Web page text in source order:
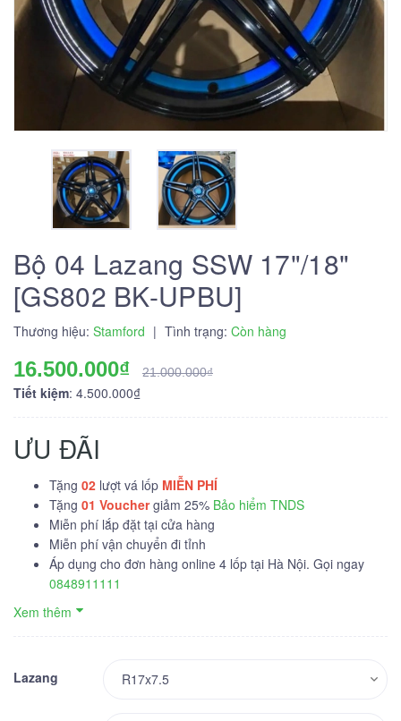
Bộ 04 Lazang SSW 17"/18"
[GS802 BK-UPBU]
Thương hiệu: Stamford | Tình trạng: Còn hàng
16.500.000₫ 21.000.000₫
Tiết kiệm: 4.500.000₫
ƯU ĐÃI
Tặng 02 lượt vá lốp MIỄN PHÍ
Tặng 01 Vouchergiảm 25% Bảo hiểm TNDS
Miễn phí lắp đặt tại cửa hàng
Miễn phí vận chuyển đi tỉnh
Áp dụng cho đơn hàng online 4 lốp tại Hà Nội. Gọi ngay
0848911111
Xem thêm
Lazang